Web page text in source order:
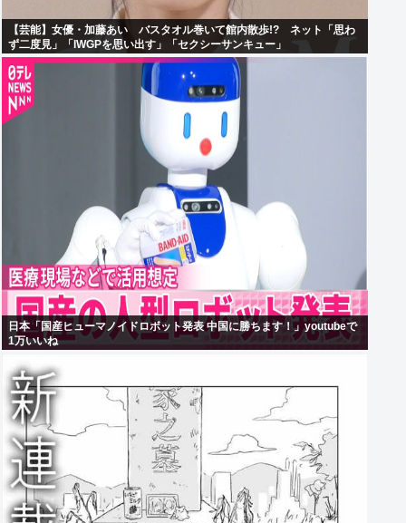
【芸能】女優・加藤あい バスタオル巻いて館内散歩!? ネット「思わ
ず二度見」「IWGPを思い出す」「セクシーサンキュー」
日本「国産ヒューマノイドロボット発表 中国に勝ちます！」youtubeで
1万いいね